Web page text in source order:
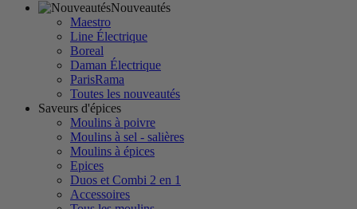
Nouveautés
Maestro
Line Électrique
Boreal
Daman Électrique
ParisRama
Toutes les nouveautés
Saveurs d'épices
Moulins à poivre
Moulins à sel - salières
Moulins à épices
Epices
Duos et Combi 2 en 1
Accessoires